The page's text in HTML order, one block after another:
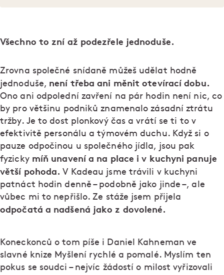
Všechno to zní až podezřele jednoduše.
Zrovna společné snídaně můžeš udělat hodně
jednoduše, není třeba ani měnit otevírací dobu.
Ono ani odpolední zavření na pár hodin není nic, co
by pro většinu podniků znamenalo zásadní ztrátu
tržby. Je to dost plonkový čas a vrátí se ti to v
efektivitě personálu a týmovém duchu. Když si o
pauze odpočinou u společného jídla, jsou pak
fyzicky míň unavení a na place i v kuchyni panuje
větší pohoda. V Kadeau jsme trávili v kuchyni
patnáct hodin denně – podobně jako jinde –, ale
vůbec mi to nepřišlo. Ze stáže jsem přijela
odpočatá a nadšená jako z dovolené.
Koneckonců o tom píše i Daniel Kahneman ve
slavné knize Myšlení rychlé a pomalé. Myslím ten
pokus se soudci – nejvíc žádostí o milost vyřizovali